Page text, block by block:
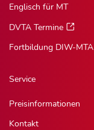
Englisch für MT
DVTA Termine
Fortbildung DIW-MTA
Service
Preisinformationen
Kontakt